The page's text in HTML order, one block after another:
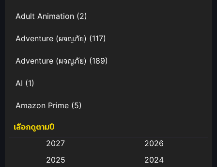
Adult Animation (2)
Adventure (ผจญภัย) (117)
Adventure (ผจญภัย) (189)
AI (1)
Amazon Prime (5)
Anal (ประตูหลัง)
เลือกดูตามปี
2027
2026
2025
2024